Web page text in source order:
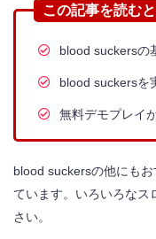
で勝つためには
今回blood
を遊んだの
この記事を読む
blood suckersの
blood suckersを
無料デモプレイ
blood suckersの他にも
ています。いろいろなス
さい。